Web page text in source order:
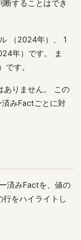
断することはでき
（2024年）、 1
年）です。 ま
す。
ありません。 この
みFactごとに対
済みFactを、値の
をハイライトし